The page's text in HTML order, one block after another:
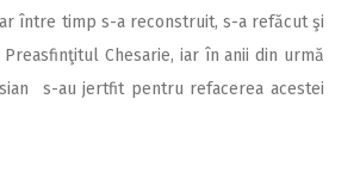
între timp s-a reconstruit, s-a refăcut şi
Chesarie, iar în anii din urmă
s-au jertfit pentru refacerea acestei